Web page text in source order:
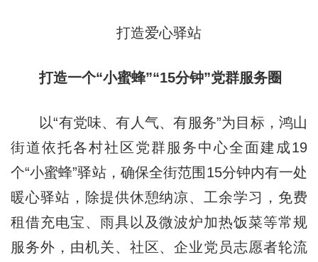
打造爱心驿站
打造一个“小蜜蜂”“15分钟”党群服务圈
以“有党味、有人气、有服务”为目标，鸿山
街道依托各村社区党群服务中心全面建成19
个“小蜜蜂”驿站，确保全街范围15分钟内有一处
暖心驿站，除提供休憩纳凉、工余学习，免费
租借充电宝、雨具以及微波炉加热饭菜等常规
服务外，由机关、社区、企业党员志愿者轮流